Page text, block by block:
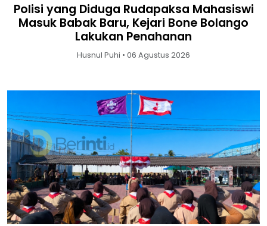
Polisi yang Diduga Rudapaksa Mahasiswi
Masuk Babak Baru, Kejari Bone Bolango
Lakukan Penahanan
Husnul Puhi • 06 Agustus 2026